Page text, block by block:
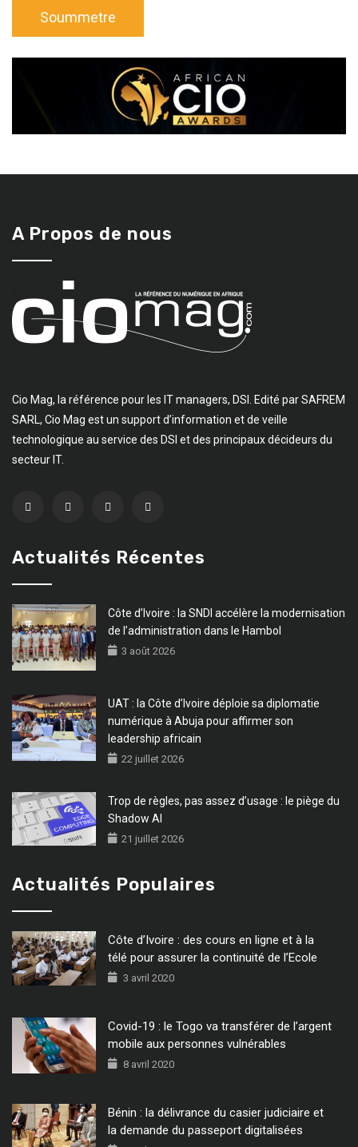
A Propos de nous
Cio Mag, la référence pour les IT managers, DSI. Edité par SAFREM
SARL, Cio Mag est un support d’information et de veille
technologique au service des DSI et des principaux décideurs du
secteur IT.
Actualités Récentes
Côte d’Ivoire : la SNDI accélère la modernisation
de l’administration dans le Hambol
3 août 2026
UAT : la Côte d’Ivoire déploie sa diplomatie
numérique à Abuja pour affirmer son
leadership africain
22 juillet 2026
Trop de règles, pas assez d’usage : le piège du
Shadow AI
21 juillet 2026
Actualités Populaires
Côte d’Ivoire : des cours en ligne et à la
télé pour assurer la continuité de l’Ecole
3 avril 2020
Covid-19 : le Togo va transférer de l’argent
mobile aux personnes vulnérables
8 avril 2020
Bénin : la délivrance du casier judiciaire et
la demande du passeport digitalisées